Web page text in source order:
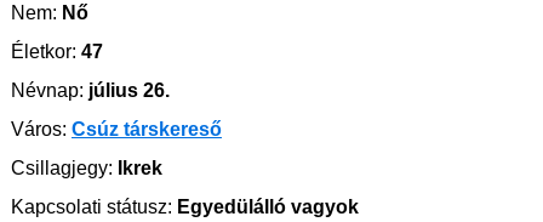
Nem: Nő
Életkor: 47
Névnap: július 26.
Város: Csúz társkereső
Csillagjegy: Ikrek
Kapcsolati státusz: Egyedülálló vagyok